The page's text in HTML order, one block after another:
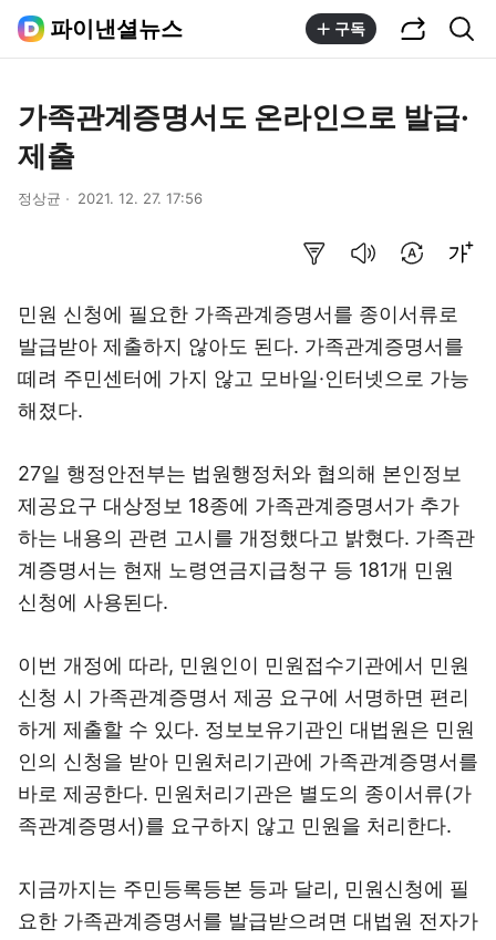
파이낸셜뉴스 구독
가족관계증명서도 온라인으로 발급·
제출
정상균 2021. 12. 27. 17:56
민원 신청에 필요한 가족관계증명서를 종이서류로
발급받아 제출하지 않아도 된다. 가족관계증명서를
떼려 주민센터에 가지 않고 모바일·인터넷으로 가능
해졌다.
27일 행정안전부는 법원행정처와 협의해 본인정보
제공요구 대상정보 18종에 가족관계증명서가 추가
하는 내용의 관련 고시를 개정했다고 밝혔다. 가족관
계증명서는 현재 노령연금지급청구 등 181개 민원
신청에 사용된다.
이번 개정에 따라, 민원인이 민원접수기관에서 민원
신청 시 가족관계증명서 제공 요구에 서명하면 편리
하게 제출할 수 있다. 정보보유기관인 대법원은 민원
인의 신청을 받아 민원처리기관에 가족관계증명서를
바로 제공한다. 민원처리기관은 별도의 종이서류(가
족관계증명서)를 요구하지 않고 민원을 처리한다.
지금까지는 주민등록등본 등과 달리, 민원신청에 필
요한 가족관계증명서를 발급받으려면 대법원 전자가